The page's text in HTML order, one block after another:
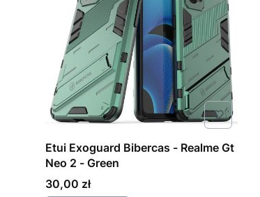
Etui Exoguard Bibercas - Realme Gt
Neo 2 - Green
Cena
30,00 zł